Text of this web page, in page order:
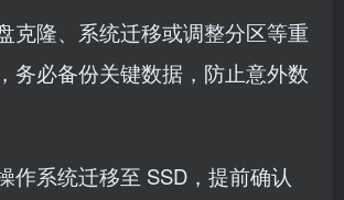
克隆、系统迁移或调整分区等重
务必备份关键数据，防止意外数
作系统迁移至 SSD，提前确认